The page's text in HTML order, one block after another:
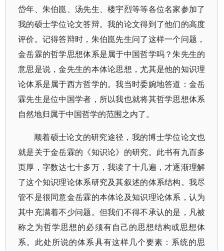
岱年、朱伯崑、汤先生、楼宇烈等等各位名家参加了
我的硕士学位论文答辩。我的论文得到了他们的高度
评价。记得答辩时，朱伯崑先生问了这样一个问题，
金岳霖的哲学思想体系是属于中国哲学吗？朱先生的
意思是说，金先生的本体论思想，尤其是他的知识理
论体系是属于西方哲学的。我当时委婉地答道：金岳
霖先生是位中国学者，所以我也就将其哲学思想体系
自然地归属于中国哲学的范围之内了。
顺着硕士论文的研究途径，我的博士学位论文也
就是关于金岳霖的《知识论》的研究。此书有九百多
页厚，字数达七十多万，我读了十几遍，才逐渐理解
了这个知识理论体系研究及其叙述的体系结构。我尽
管不是很同意金岳霖的本体论及知识理论体系，认为
其中充满着不少问题。但我们不得不承认的是，凡被
称之为哲学思想的必须有自己的思想结构或思想体
系。此处所说的体系具有这样几个要素：系统的思